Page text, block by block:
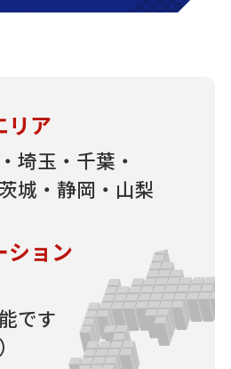
リア
埼玉・千葉・
城・静岡・山梨
ション
です